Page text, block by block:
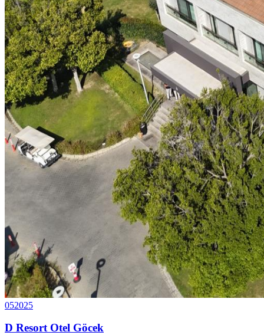
052025
D Resort Otel Göcek